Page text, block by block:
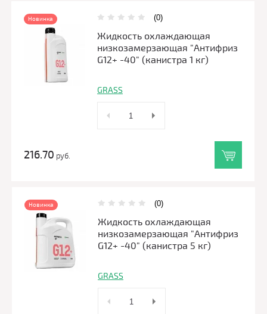
Новинка (0)
Жидкость охлаждающая
низкозамерзающая "Антифриз
G12+ -40" (канистра 1 кг)
GRASS
216.70 руб.
Новинка (0)
Жидкость охлаждающая
низкозамерзающая "Антифриз
G12+ -40" (канистра 5 кг)
GRASS